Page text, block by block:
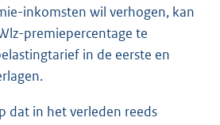
inkomsten wil verhogen, kan
premiepercentage te
in de eerste en
dat in het verleden reeds